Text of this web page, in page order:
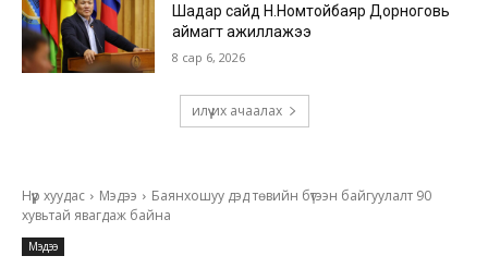
Шадар сайд Н.Номтойбаяр Дорноговь
аймагт ажиллажээ
8 сар 6, 2026
илүү их ачаалах